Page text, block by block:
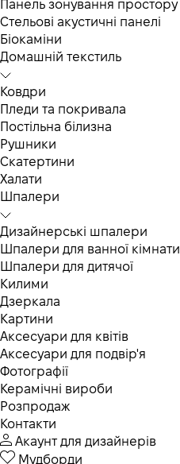
Панель зонування простору
Стельові акустичні панелі
Біокаміни
Домашній текстиль
Ковдри
Пледи та покривала
Постільна білизна
Рушники
Скатертини
Халати
Шпалери
Дизайнерські шпалери
Шпалери для ванної кімнати
Шпалери для дитячої
Килими
Дзеркала
Картини
Аксесуари для квітів
Аксесуари для подвір'я
Фотографії
Керамічні вироби
Розпродаж
Контакти
Акаунт для дизайнерів
Мудборди